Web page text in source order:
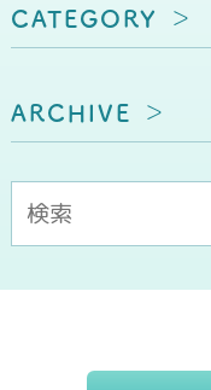
CATEGORY
ARCHIVE